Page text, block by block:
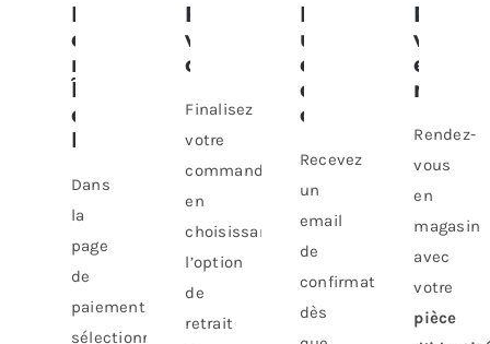
Retrait
en
magasin
Île-
de-
France
Dans
la
page
de
paiement,
sélectionnez
Finalisez
votre
commande
Finalisez
votre
commande
en
choisissant
l’option
de
retrait
Recevez
un
email
de
confirmation
Recevez
un
email
de
confirmation
dès
vous
en
Rendez-
vous
en
magasin
avec
votre
pièce